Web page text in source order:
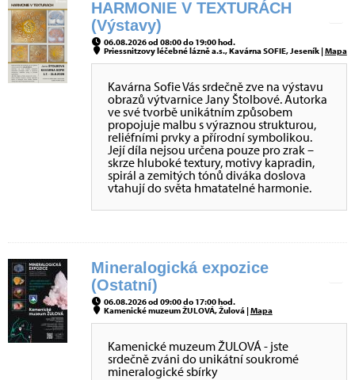
HARMONIE V TEXTURÁCH
(Výstavy)
06.08.2026 od 08:00 do 19:00 hod.
Priessnitzovy léčebné lázně a.s., Kavárna SOFIE, Jeseník |Mapa
Kavárna Sofie Vás srdečně zve na výstavu
obrazů výtvarnice Jany Štolbové. Autorka
ve své tvorbě unikátním způsobem
propojuje malbu s výraznou strukturou,
reliéfními prvky a přírodní symbolikou.
Její díla nejsou určena pouze pro zrak –
skrze hluboké textury, motivy kapradin,
spirál a zemitých tónů diváka doslova
vtahují do světa hmatatelné harmonie.
Mineralogická expozice
(Ostatní)
06.08.2026 od 09:00 do 17:00 hod.
Kamenické muzeum ŽULOVÁ, Žulová |Mapa
Kamenické muzeum ŽULOVÁ - jste
srdečně zváni do unikátní soukromé
mineralogické sbírky